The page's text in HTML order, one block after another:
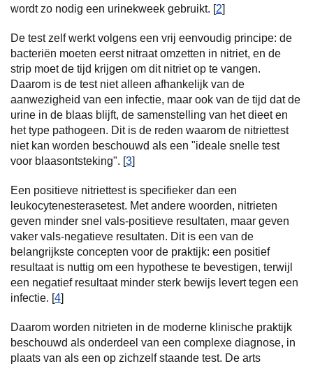
wordt zo nodig een urinekweek gebruikt. [2]
De test zelf werkt volgens een vrij eenvoudig principe: de
bacteriën moeten eerst nitraat omzetten in nitriet, en de
strip moet de tijd krijgen om dit nitriet op te vangen.
Daarom is de test niet alleen afhankelijk van de
aanwezigheid van een infectie, maar ook van de tijd dat de
urine in de blaas blijft, de samenstelling van het dieet en
het type pathogeen. Dit is de reden waarom de nitriettest
niet kan worden beschouwd als een "ideale snelle test
voor blaasontsteking". [3]
Een positieve nitriettest is specifieker dan een
leukocytenesterasetest. Met andere woorden, nitrieten
geven minder snel vals-positieve resultaten, maar geven
vaker vals-negatieve resultaten. Dit is een van de
belangrijkste concepten voor de praktijk: een positief
resultaat is nuttig om een hypothese te bevestigen, terwijl
een negatief resultaat minder sterk bewijs levert tegen een
infectie. [4]
Daarom worden nitrieten in de moderne klinische praktijk
beschouwd als onderdeel van een complexe diagnose, in
plaats van als een op zichzelf staande test. De arts